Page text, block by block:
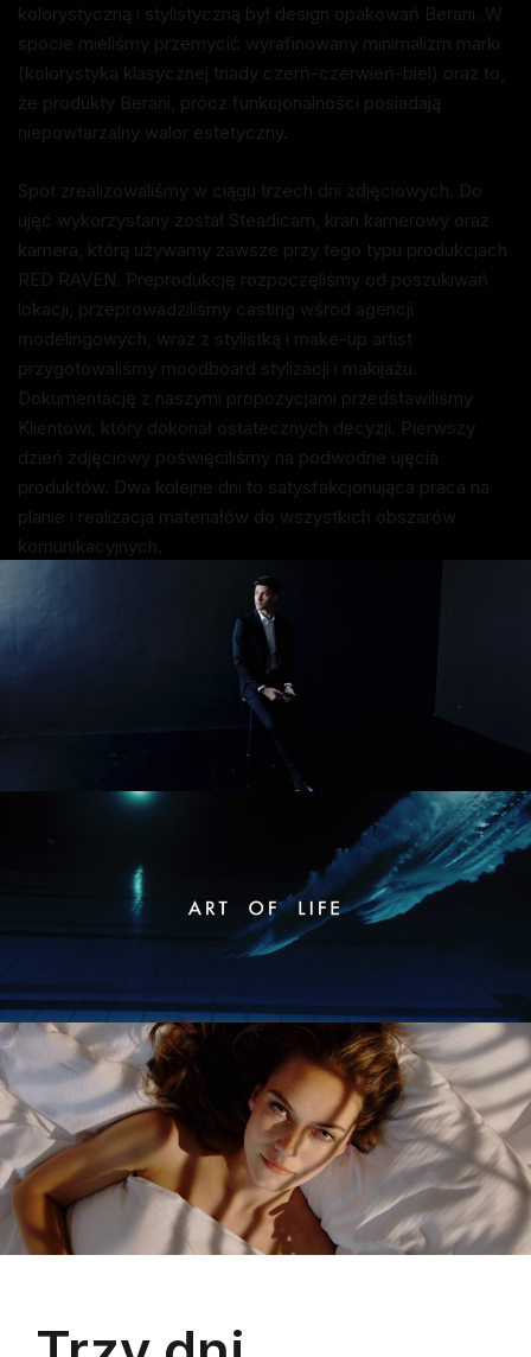
kolorystyczną i stylistyczną był design opakowań Berani. W
spocie mieliśmy przemycić wyrafinowany minimalizm marki
(kolorystyka klasycznej triady czerń-czerwień-biel) oraz to,
że produkty Berani, prócz funkcjonalności posiadają
niepowtarzalny walor estetyczny.
Spot zrealizowaliśmy w ciągu trzech dni zdjęciowych. Do
ujęć wykorzystany został Steadicam, kran kamerowy oraz
kamera, którą używamy zawsze przy tego typu produkcjach
RED RAVEN. Preprodukcję rozpoczęliśmy od poszukiwań
lokacji, przeprowadziliśmy casting wśród agencji
modelingowych, wraz z stylistką i make-up artist
przygotowaliśmy moodboard stylizacji i makijażu.
Dokumentację z naszymi propozycjami przedstawiliśmy
Klientowi, który dokonał ostatecznych decyzji. Pierwszy
dzień zdjęciowy poświęciliśmy na podwodne ujęcia
produktów. Dwa kolejne dni to satysfakcjonująca praca na
planie i realizacja materiałów do wszystkich obszarów
komunikacyjnych.